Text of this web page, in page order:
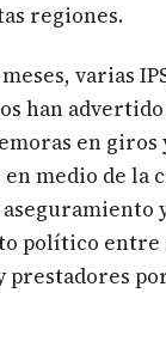
regiones.
varias
han
en
medio de la
político entre
prestadores